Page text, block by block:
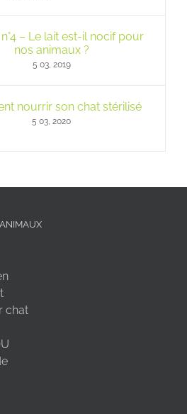
n°4 – Le lait est-il nocif pour
nos animaux ?
5 03, 2019
nourrir son chat stérilisé
5 03, 2020
chat